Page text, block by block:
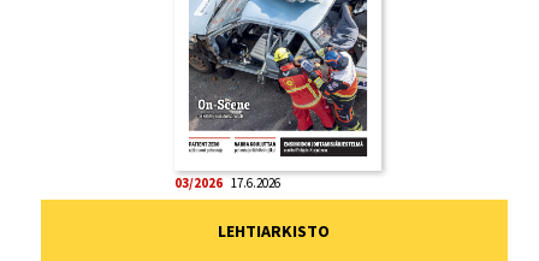
03/2026 17.6.2026
LEHTIARKISTO